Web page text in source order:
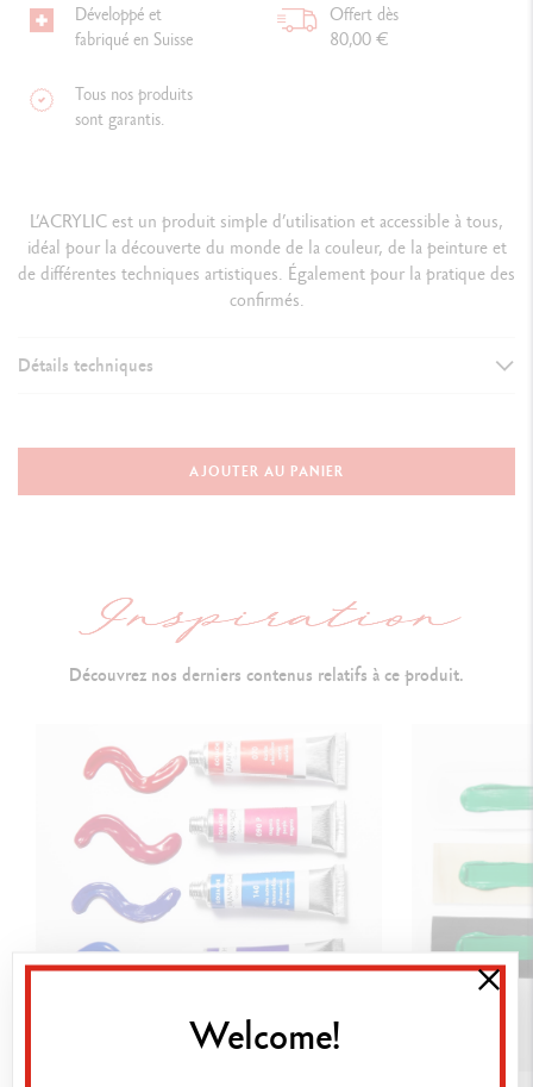
Développé et
fabriqué en Suisse
Offert dès
80,00 €
Tous nos produits
sont garantis.
L’ACRYLIC est un produit simple d’utilisation et accessible à tous,
idéal pour la découverte du monde de la couleur, de la peinture et
de différentes techniques artistiques. Également pour la pratique des
confirmés.
Détails techniques
Couleurs lumineuses, t
Tube de 250 ml :bouchon avec ouverture pratique, tient debout à
TECHNIQUES D'UTILISATION
Peinture couvrante sur tous les supports (tissus, transparents, toile,
papier, carton, verre, plastique, métal, bois, béton, etc.)
élanges avec d’autres matières (sable, terre, colle d’amidon, etc.),
pplication en volume pour créer du relief et des effets ou à la
AJOUTER AU PANIER
Découvrez nos derniers contenus relatifs à ce produit.
Welcome!